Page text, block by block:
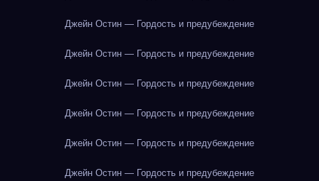
Джейн Остин — Гордость и предубеждение
Джейн Остин — Гордость и предубеждение
Джейн Остин — Гордость и предубеждение
Джейн Остин — Гордость и предубеждение
Джейн Остин — Гордость и предубеждение
Джейн Остин — Гордость и предубеждение